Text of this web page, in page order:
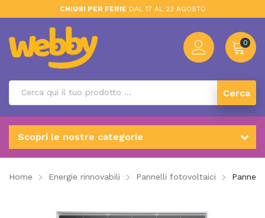
CHIUSI PER FERIE DAL 17 AL 23 AGOSTO
0
Cerca
Scopri le nostre categorie
Home Energie rinnovabili Pannelli fotovoltaici